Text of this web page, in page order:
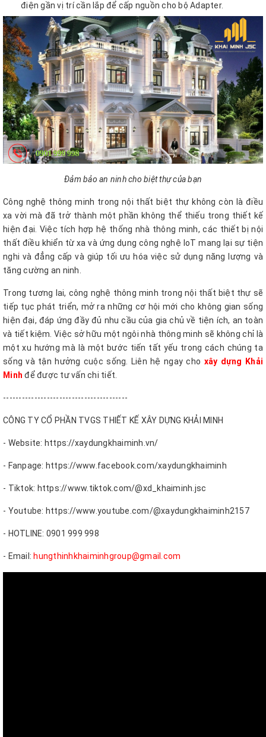
điện gần vị trí cần lắp để cấp nguồn cho bộ Adapter.
Đảm bảo an ninh cho biệt thự của bạn
Công nghệ thông minh trong nội thất biệt thự không còn là điều
xa vời mà đã trở thành một phần không thể thiếu trong thiết kế
hiện đại. Việc tích hợp hệ thống nhà thông minh, các thiết bị nội
thất điều khiển từ xa và ứng dụng công nghệ IoT mang lại sự tiện
nghi và đẳng cấp và giúp tối ưu hóa việc sử dụng năng lượng và
tăng cường an ninh.
Trong tương lai, công nghệ thông minh trong nội thất biệt thự sẽ
tiếp tục phát triển, mở ra những cơ hội mới cho không gian sống
hiện đại, đáp ứng đầy đủ nhu cầu của gia chủ về tiện ích, an toàn
và tiết kiệm. Việc sở hữu một ngôi nhà thông minh sẽ không chỉ là
một xu hướng mà là một bước tiến tất yếu trong cách chúng ta
sống và tận hưởng cuộc sống. Liên hệ ngay cho xây dựng Khải
Minh để được tư vấn chi tiết.
----------------------------------------
CÔNG TY CỔ PHẦN TVGS THIẾT KẾ XÂY DỰNG KHẢI MINH
- Website: https://xaydungkhaiminh.vn/
- Fanpage: https://www.facebook.com/xaydungkhaiminh
- Tiktok: https://www.tiktok.com/@xd_khaiminh.jsc
- Youtube: https://www.youtube.com/@xaydungkhaiminh2157
- HOTLINE: 0901 999 998
- Email:hungthinhkhaiminhgroup@gmail.com